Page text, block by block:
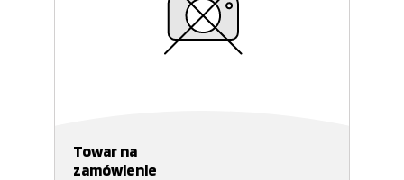
Towar na
zamówienie